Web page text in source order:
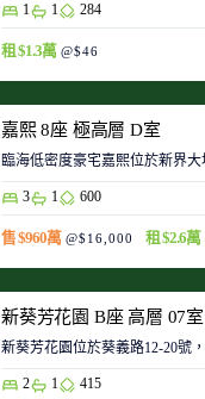
1 1 284
租 $1.3萬 @$46
嘉熙 8座 極高層 D室
臨海低密度豪宅嘉熙位於新界
3 1 600
售 $960萬 @$16,000 租 $2.6萬
新葵芳花園 B座 高層 07室
新葵芳花園位於葵義路12-20號
2 1 415